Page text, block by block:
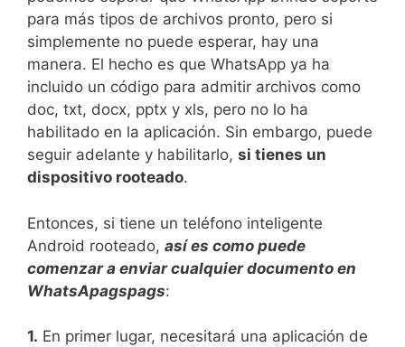
para más tipos de archivos pronto, pero si
simplemente no puede esperar, hay una
manera. El hecho es que WhatsApp ya ha
incluido un código para admitir archivos como
doc, txt, docx, pptx y xls, pero no lo ha
habilitado en la aplicación. Sin embargo, puede
seguir adelante y habilitarlo, si tienes un
dispositivo rooteado.
Entonces, si tiene un teléfono inteligente
Android rooteado, así es como puede
comenzar a enviar cualquier documento en
WhatsApagspags:
1. En primer lugar, necesitará una aplicación de